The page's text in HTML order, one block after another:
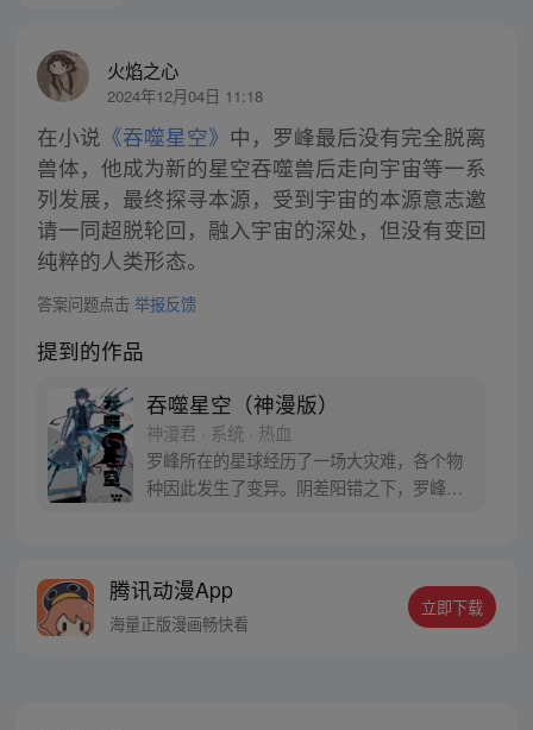
火焰之心
2024年12月04日 11:18
在小说 《吞噬星空》 中，罗峰最后没有完全脱离
兽体，他成为新的星空吞噬兽后走向宇宙等一系
列发展，最终探寻本源，受到宇宙的本源意志邀
请一同超脱轮回，融入宇宙的深处，但没有变回
纯粹的人类形态。
答案问题点击 举报反馈
提到的作品
吞噬星空（神漫版）
神漫君 · 系统 · 热血
罗峰所在的星球经历了一场大灾难，各个物
种因此发生了变异。阴差阳错之下，罗峰得
取而代之，成为了新的星空吞噬巨兽，同时
还形成了人类分身。最终，罗峰迈出了他所
腾讯动漫App
海量正版漫画畅快看
立即下载